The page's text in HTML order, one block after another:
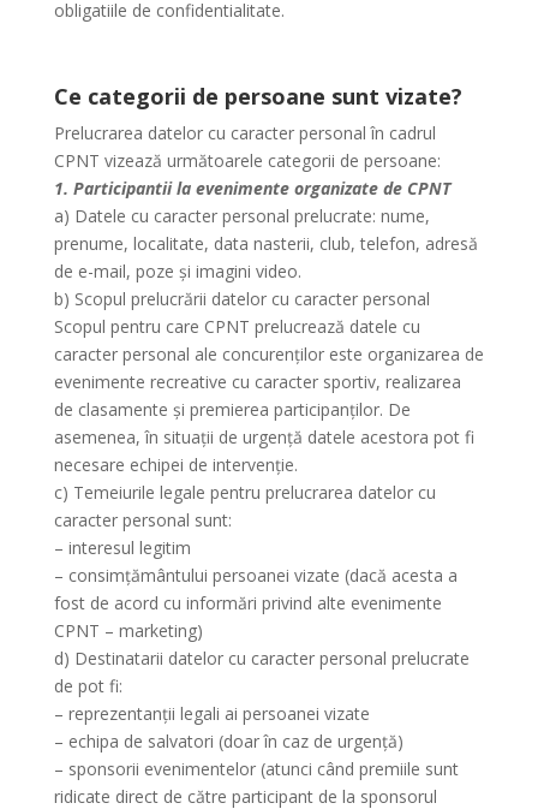
obligatiile de confidentialitate.
Ce categorii de persoane sunt vizate?
Prelucrarea datelor cu caracter personal în cadrul
CPNT vizează următoarele categorii de persoane:
1. Participantii la evenimente organizate de CPNT
a) Datele cu caracter personal prelucrate: nume,
prenume, localitate, data nasterii, club, telefon, adresă
de e-mail, poze și imagini video.
b) Scopul prelucrării datelor cu caracter personal
Scopul pentru care CPNT prelucrează datele cu
caracter personal ale concurenților este organizarea de
evenimente recreative cu caracter sportiv, realizarea
de clasamente și premierea participanților. De
asemenea, în situații de urgență datele acestora pot fi
necesare echipei de intervenție.
c) Temeiurile legale pentru prelucrarea datelor cu
caracter personal sunt:
– interesul legitim
– consimțământului persoanei vizate (dacă acesta a
fost de acord cu informări privind alte evenimente
CPNT – marketing)
d) Destinatarii datelor cu caracter personal prelucrate
de pot fi:
– reprezentanții legali ai persoanei vizate
– echipa de salvatori (doar în caz de urgență)
– sponsorii evenimentelor (atunci când premiile sunt
ridicate direct de către participant de la sponsorul